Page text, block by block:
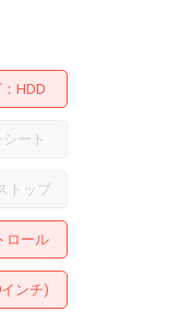
HDD
ート
トップ
ロール
ンチ)